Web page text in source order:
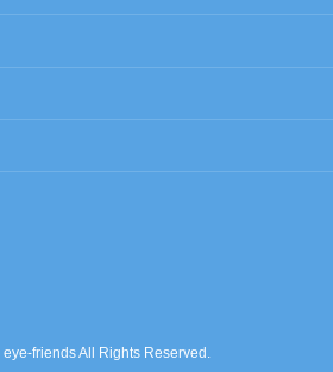
friends All Rights Reserved.